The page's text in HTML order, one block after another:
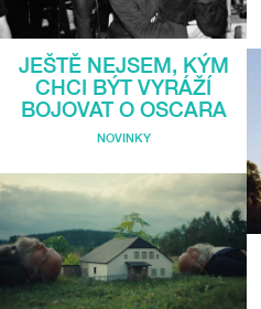
JEŠTĚ NEJSEM, KÝM
CHCI BÝT VYRÁŽÍ
BOJOVAT O OSCARA
NOVINKY